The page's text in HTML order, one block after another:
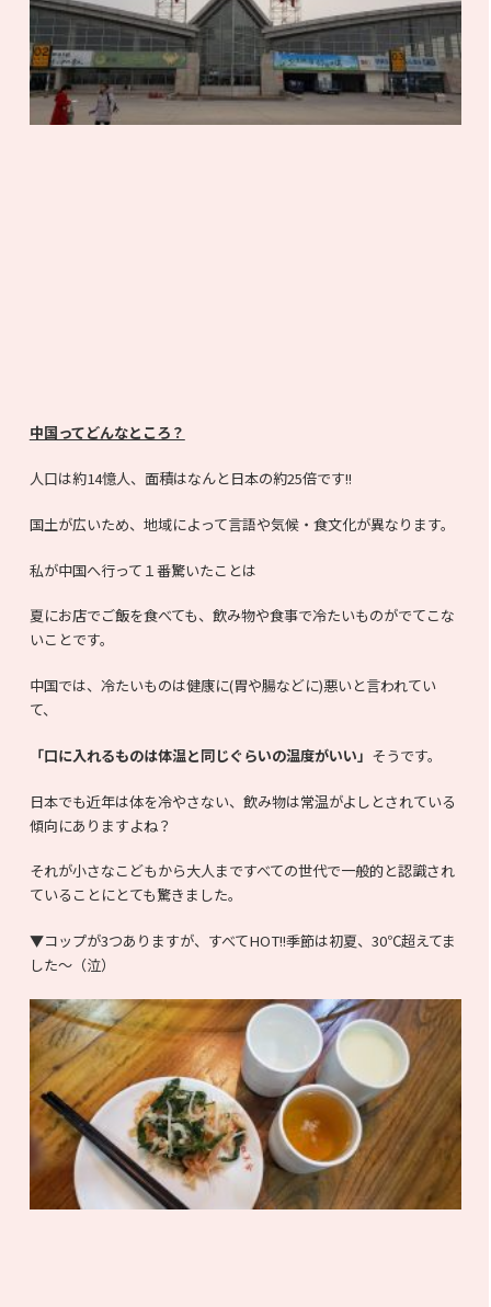
中国ってどんなところ？
人口は約14憶人、面積はなんと日本の約25倍です!!
国土が広いため、地域によって言語や気候・食文化が異なります。
私が中国へ行って１番驚いたことは
夏にお店でご飯を食べても、飲み物や食事で冷たいものがでてこな
いことです。
中国では、冷たいものは健康に(胃や腸などに)悪いと言われてい
て、
「口に入れるものは体温と同じぐらいの温度がいい」 そうです。
日本でも近年は体を冷やさない、飲み物は常温がよしとされている
傾向にありますよね？
それが小さなこどもから大人まですべての世代で一般的と認識され
ていることにとても驚きました。
▼コップが3つありますが、すべてHOT!!季節は初夏、30℃超えてま
した～（泣）